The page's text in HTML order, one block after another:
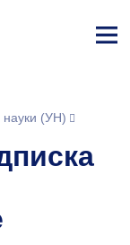
ине
науки (УН)